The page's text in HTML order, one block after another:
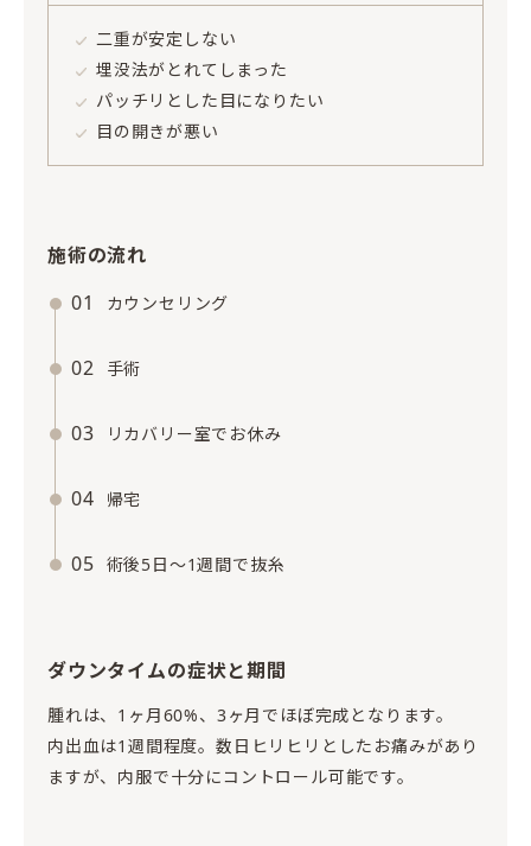
二重が安定しない
埋没法がとれてしまった
パッチリとした目になりたい
目の開きが悪い
施術の流れ
01
カウンセリング
02 手術
03 リカバリー室でお休み
04 帰宅
05 術後5日〜1週間で抜糸
ダウンタイムの症状と期間
腫れは、1ヶ月60%、3ヶ月でほぼ完成となります。
内出血は1週間程度。数日ヒリヒリとしたお痛みがあり
ますが、内服で十分にコントロール可能です。